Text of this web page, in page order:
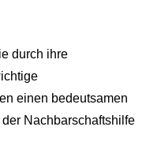
durch ihre
einen bedeutsamen
Nachbarschaftshilfe